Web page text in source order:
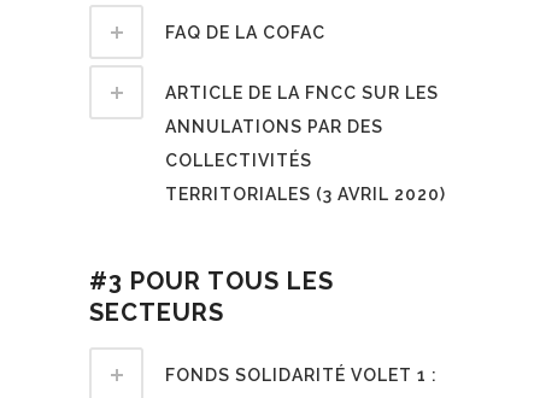
FAQ DE LA COFAC
ARTICLE DE LA FNCC SUR LES
ANNULATIONS PAR DES
COLLECTIVITÉS
TERRITORIALES (3 AVRIL 2020)
#3 POUR TOUS LES
SECTEURS
FONDS SOLIDARITÉ VOLET 1 :